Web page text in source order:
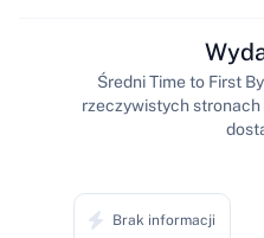
Brak informacji
Średni Time to First
rzeczywistych